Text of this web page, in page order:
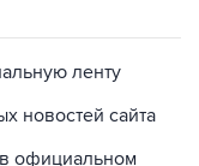
ленту
новостей сайта
официальном